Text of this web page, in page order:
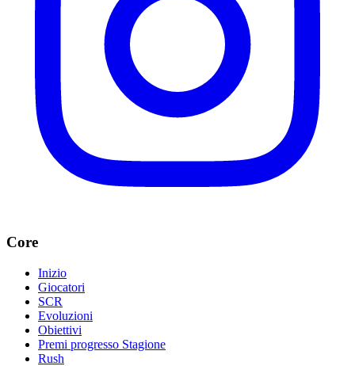
Core
Inizio
Giocatori
SCR
Evoluzioni
Obiettivi
Premi progresso Stagione
Rush